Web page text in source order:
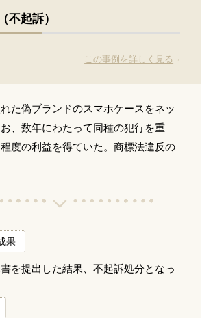
不起訴）
この事例を詳しく見る
た偽ブランドのスマホケースをネッ
、数年にわたって同種の犯行を重
度の利益を得ていた。商標法違反の
果
を提出した結果、不起訴処分となっ